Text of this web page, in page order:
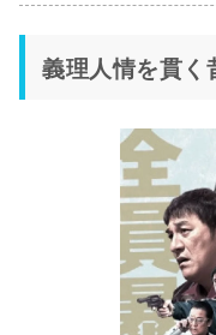
義理人情を貫く